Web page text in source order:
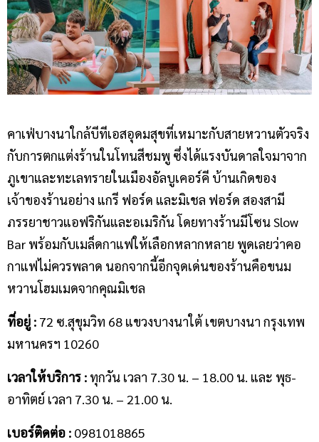
คาเฟ่บางนาใกล้บีทีเอสอุดมสุขที่เหมาะกับสายหวานตัวจริง
กับการตกแต่งร้านในโทนสีชมพู ซึ่งได้แรงบันดาลใจมาจาก
ภูเขาและทะเลทรายในเมืองอัลบูเคอร์คี บ้านเกิดของ
เจ้าของร้านอย่าง แกรี ฟอร์ด และมิเชล ฟอร์ด สองสามี
ภรรยาชาวแอฟริกันและอเมริกัน โดยทางร้านมีโซน Slow
Bar พร้อมกับเมล็ดกาแฟให้เลือกหลากหลาย พูดเลยว่าคอ
กาแฟไม่ควรพลาด นอกจากนี้อีกจุดเด่นของร้านคือขนม
หวานโฮมเมดจากคุณมิเชล
ที่อยู่ : 72 ซ.สุขุมวิท 68 แขวงบางนาใต้ เขตบางนา กรุงเทพ
มหานครฯ 10260
เวลาให้บริการ : ทุกวัน เวลา 7.30 น. – 18.00 น. และ พุธ-
อาทิตย์ เวลา 7.30 น. – 21.00 น.
เบอร์ติดต่อ : 0981018865